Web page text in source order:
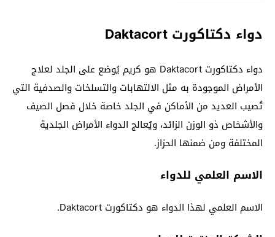
دواء دكتاكورت Daktacort
دواء دكتاكورت Daktacort هو كريم يُوضع على الجلد لعلاج
الأمراض الموجودة به مثل الالتهابات والتسلخات والصدفية التي
تُصيب العديد من الأماكن في الجلد خاصة خلال فصل الصيف
والأشخاص ذو الوزن الزائد، ويُعالج الدواء الأمراض الجلدية
المختلفة ومن ضمنها الحزاز.
الاسم العلمي للدواء
الاسم العلمي لهذا الدواء هو دكتاكورت Daktacort.